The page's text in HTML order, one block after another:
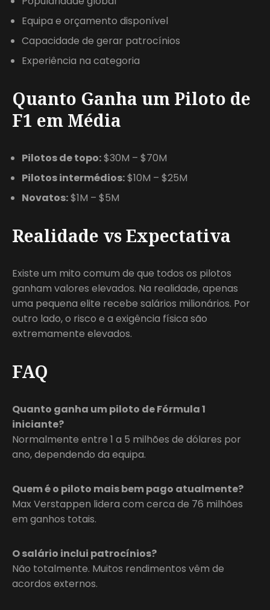
Equipa e orçamento disponível
Capacidade de gerar patrocínios
Experiência na categoria
Quanto Ganha um Piloto de
F1 em Média
Pilotos de topo:$30M – $70M
Pilotos intermédios:$10M – $25M
Novatos:$1M – $5M
Realidade vs Expectativa
Existe um mito comum de que todos os pilotos
ganham valores elevados. Na realidade, apenas
uma pequena elite recebe salários milionários. Por
outro lado, o risco e a exigência física são
extremamente elevados.
FAQ
Quanto ganha um piloto de Fórmula 1
iniciante?
Normalmente entre 1 a 5 milhões de dólares por
ano, dependendo da equipa.
Quem é o piloto mais bem pago atualmente?
Max Verstappen lidera com cerca de 76 milhões
em ganhos totais.
O salário inclui patrocínios?
Não totalmente. Muitos rendimentos vêm de
acordos externos.